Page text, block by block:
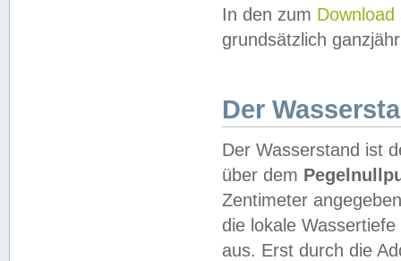
In den zum Download
grundsätzlich
Der
Der Wasserstand ist
über dem
Zentimeter
die lokale
aus. Erst durch die